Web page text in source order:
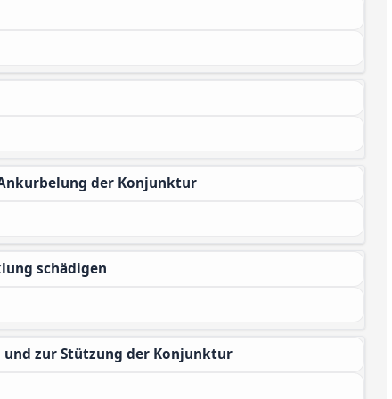
der Konjunktur
schädigen
und zur Stützung der Konjunktur